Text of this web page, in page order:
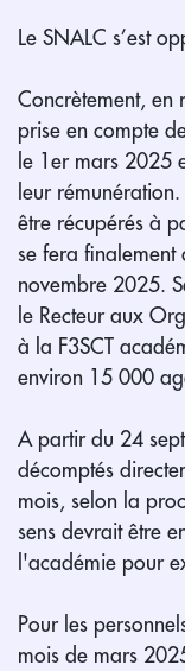
Le SNALC s’est
Concrètement, en
prise en compte
le 1er mars 2025
leur
être récupérés à
se fera
novembre 2025.
le Recteur aux
à la F3SCT
environ 15 000
A partir du 24
décomptés
mois, selon la
sens devrait être
l'académie pour
Pour les
mois de mars